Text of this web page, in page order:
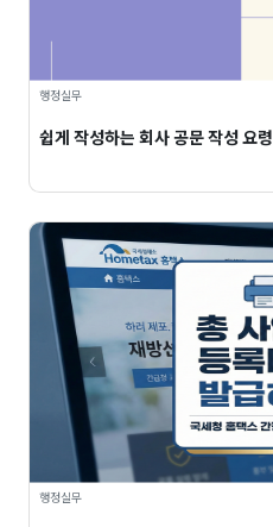
행정실무
쉽게 작성하는 회사 공문 작성 요령
행정실무